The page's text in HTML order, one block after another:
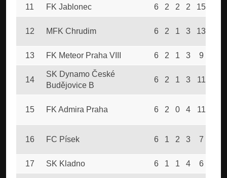
11 FK Jablonec 6 2 2 2 15
12 MFK Chrudim 6 2 1 3 13
13 FK Meteor Praha VIII 6 2 1 3 9
14
SK Dynamo České
Budějovice B
6 2 1 3 11
15 FK Admira Praha 6 2 0 4 11
16 FC Písek 6 1 2 3 7
17 SK Kladno 6 1 1 4 6